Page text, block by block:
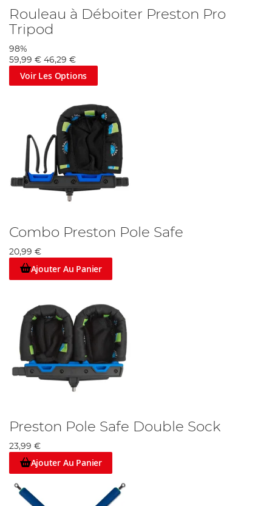
Rouleau à Déboiter Preston Pro
Tripod
98%
59,99 € 46,29 €
Voir Les Options
Combo Preston Pole Safe
20,99 €
Ajouter Au Panier
Preston Pole Safe Double Sock
23,99 €
Ajouter Au Panier